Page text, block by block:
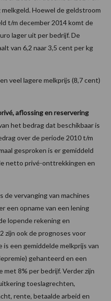
Hoewel de geldstroom
t/m december 2014 komt de
lager uit per bedrijf. De
van 6,2 naar 3,5 cent per kg
veel lagere melkprijs (8,7 cent)
aflossing en reservering
het bedrag dat beschikbaar is
over de periode 2010 t/m
gesproken is er gemiddeld
netto privé-onttrekkingen en
de vervanging van machines
een opname van een lening
lopende rekening en
zijn ook de prognoses voor
een gemiddelde melkprijs van
gehanteerd en een
8% per bedrijf. Verder zijn
toeslagrechten,
rente, betaalde arbeid en